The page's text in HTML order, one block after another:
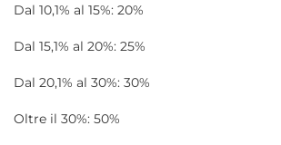
Dal 10,1% al 15%: 20%
Dal 15,1% al 20%: 25%
Dal 20,1% al 30%: 30%
Oltre il 30%: 50%